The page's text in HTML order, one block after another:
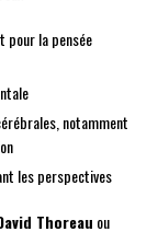
pour la pensée
notamment
les perspectives
Thoreau ou